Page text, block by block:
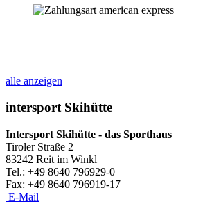
alle anzeigen
intersport Skihütte
Intersport Skihütte - das Sporthaus
Tiroler Straße 2
83242 Reit im Winkl
Tel.: +49 8640 796929-0
​Fax: +49 8640 796919-17
E-Mail